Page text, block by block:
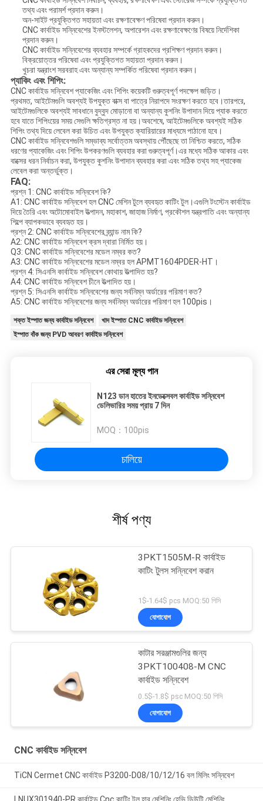
তথ্য এবং পরামর্শ প্রদান করুন।
অন-সাইট প্রযুক্তিগত সহায়তা এবং রক্ষণাবেক্ষণ পরিষেবা প্রদান করুন।
CNC কার্বাইড সন্নিবেশের ইনস্টলেশন, অপারেশন এবং রক্ষণাবেক্ষণের বিষয়ে নির্দেশিকা
প্রদান করুন।
CNC কার্বাইড সন্নিবেশের ব্যবহার সম্পর্কে গ্রাহকদের প্রশিক্ষণ প্রদান করুন।
বিক্রয়োত্তর পরিষেবা এবং প্রযুক্তিগত সহায়তা প্রদান করুন।
খুচরা যন্ত্রাংশ সরবরাহ এবং অন্যান্য সম্পর্কিত পরিষেবা প্রদান করুন।
প্যাকিং এবং শিপিং:
CNC কার্বাইড সন্নিবেশ প্যাকেজিং এবং শিপিং কয়েকটি গুরুত্বপূর্ণ পদক্ষেপ জড়িত।
প্রথমত, আইটেমগুলি অবশ্যই উপযুক্ত বাক্স বা পাত্রে নিরাপদে সংরক্ষণ করতে হবে।তারপরে,
আইটেমগুলিকে অবশ্যই সাবধানে বুদ্বুদ মোড়ানো বা অন্যান্য কুশনিং উপাদান দিয়ে প্যাক করতে
হবে যাতে শিপিংয়ের সময় সেগুলি ক্ষতিগ্রস্ত না হয়।অবশেষে, আইটেমগুলিকে অবশ্যই সঠিক
শিপিং তথ্য দিয়ে লেবেল করা উচিত এবং উপযুক্ত ক্যারিয়ারের মাধ্যমে পাঠানো হবে।
CNC কার্বাইড সন্নিবেশগুলি সম্ভাব্য সর্বোত্তম অবস্থায় পৌঁছেছে তা নিশ্চিত করতে, সঠিক
ধরণের প্যাকেজিং এবং শিপিং উপকরণগুলি ব্যবহার করা গুরুত্বপূর্ণ।এর মধ্যে সঠিক আকার এবং
বাক্সের ধরন নির্বাচন করা, উপযুক্ত কুশনিং উপাদান ব্যবহার করা এবং সঠিক তথ্য সহ প্যাকেজ
লেবেল করা অন্তর্ভুক্ত।
FAQ:
প্রশ্ন 1: CNC কার্বাইড সন্নিবেশ কি?
A1: CNC কার্বাইড সন্নিবেশ হল CNC মেশিন টুলে ব্যবহৃত কাটিং টুল।এগুলি টংস্টেন কার্বাইড
দিয়ে তৈরি এবং অটোমোবাইল উত্পাদন, মহাকাশ, জাহাজ নির্মাণ, প্রকৌশল যন্ত্রপাতি এবং অন্যান্য
শিল্পে ব্যাপকভাবে ব্যবহৃত হয়।
প্রশ্ন 2: CNC কার্বাইড সন্নিবেশের ব্র্যান্ড নাম কি?
A2: CNC কার্বাইড সন্নিবেশ ক্রস দ্বারা নির্মিত হয়।
Q3: CNC কার্বাইড সন্নিবেশের মডেল নম্বর কত?
A3: CNC কার্বাইড সন্নিবেশের মডেল নম্বর হল APMT1604PDER-HT।
প্রশ্ন 4: সিএনসি কার্বাইড সন্নিবেশ কোথায় উত্পাদিত হয়?
A4: CNC কার্বাইড সন্নিবেশ চীনে উত্পাদিত হয়।
প্রশ্ন 5: সিএনসি কার্বাইড সন্নিবেশের জন্য সর্বনিম্ন অর্ডারের পরিমাণ কত?
A5: CNC কার্বাইড সন্নিবেশের জন্য সর্বনিম্ন অর্ডারের পরিমাণ হল 100pis।
শক্ত ইস্পাত জন্য কার্বাইড সন্নিবেশ
খাদ ইস্পাত CNC কার্বাইড সন্নিবেশ
ইস্পাত বাঁক জন্য PVD আবরণ কার্বাইড সন্নিবেশ
এর সেরা মূল্য পান
N123 ডান হাতের ইনডেক্সেবল কার্বাইড সন্নিবেশ
ডেলিভারির সময় প্রায় 7 দিন
MOQ： 100pis
চালিয়ে
শীর্ষ পণ্য
3PKT1505M-R কার্বাইড
কাটিং টুলস সন্নিবেশ করান
1$-1.64$ pcs MOQ:50 পিসি
যোগাযোগ
কাটার সরঞ্জামগুলির জন্য
3PKT100408-M CNC
কার্বাইড সন্নিবেশ
0.5$-1.8$ psc MOQ:50 পিসি
যোগাযোগ
CNC কার্বাইড সন্নিবেশ
TiCN Cermet CNC কার্বাইড P3200-D08/10/12/16 বল মিলিং সন্নিবেশ